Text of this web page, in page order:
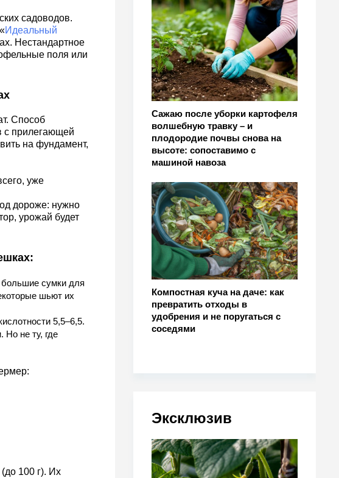
Сажаю после уборки картофеля
волшебную травку – и
плодородие почвы снова на
высоте: сопоставимо с
машиной навоза
Компостная куча на даче: как
превратить отходы в
удобрения и не поругаться с
соседями
Эксклюзив
садоводов.
Идеальный
Нестандартное
поля или
Способ
с прилегающей
на фундамент,
уже
дороже: нужно
урожай будет
сумки для
шьют их
5,5–6,5.
не ту, где
100 г). Их